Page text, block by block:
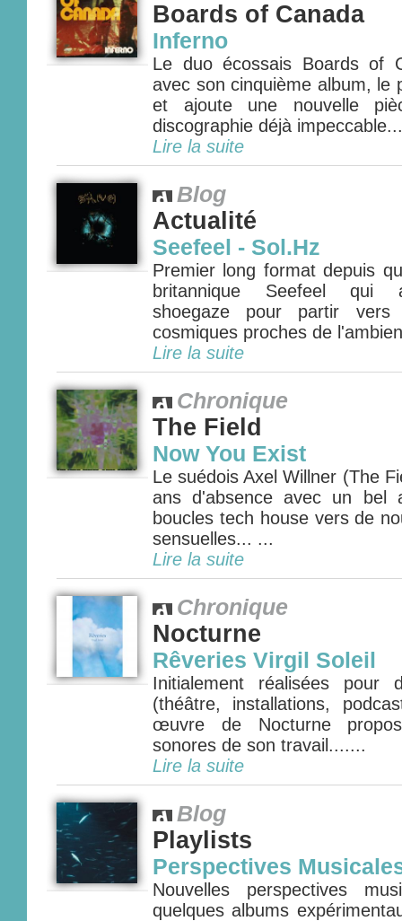
Boards of Canada
Inferno
Le duo écossais Boards of
avec son cinquième album, le
et ajoute une nouvelle
discographie déjà
Lire la suite
Blog
Actualité
Seefeel - Sol.Hz
Premier long format depuis
britannique Seefeel qui
shoegaze pour partir
cosmiques proches de
Lire la suite
Chronique
The Field
Now You Exist
Le suédois Axel Willner (The
ans d'absence avec un bel
boucles tech house vers de
sensuelles... ...
Lire la suite
Chronique
Nocturne
Rêveries Virgil Soleil
Initialement réalisées pour
(théâtre, installations,
œuvre de Nocturne
sonores de son travail.......
Lire la suite
Blog
Playlists
Perspectives
Nouvelles perspectives
quelques albums